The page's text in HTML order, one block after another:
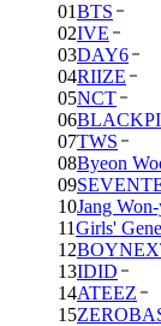
01BTS
02IVE
03DAY6
04RIIZE
05NCT
06
07TWS
08Byeon
09
10Jang
11Girls'
12
13IDID
14ATEEZ
15